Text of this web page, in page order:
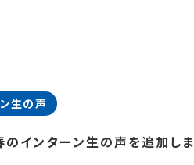
生の声
インターン生の声を追加しま